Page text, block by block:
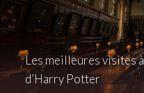
Les meilleures visites
d’Harry Potter